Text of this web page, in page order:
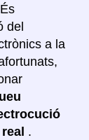
del
a la
.